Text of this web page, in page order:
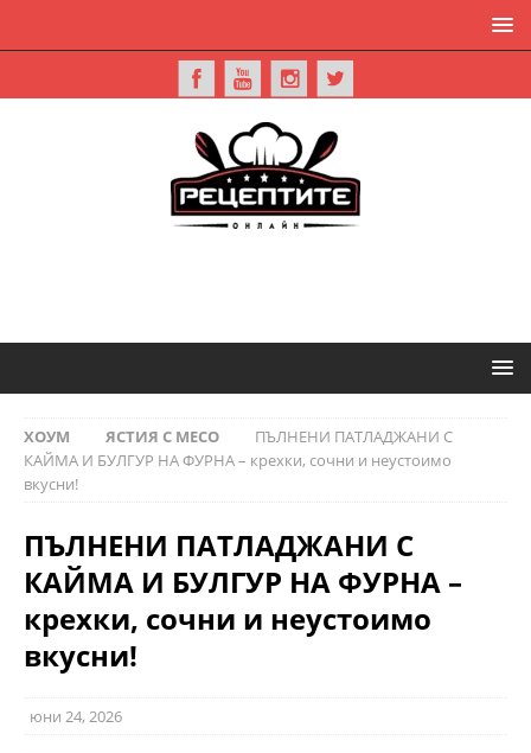
ХОУМ ЯСТИЯ С МЕСО
ПЪЛНЕНИ ПАТЛАДЖАНИ С
КАЙМА И БУЛГУР НА ФУРНА – крехки, сочни и неустоимо
вкусни!
ПЪЛНЕНИ ПАТЛАДЖАНИ С
КАЙМА И БУЛГУР НА ФУРНА –
крехки, сочни и неустоимо
вкусни!
юни 24, 2026